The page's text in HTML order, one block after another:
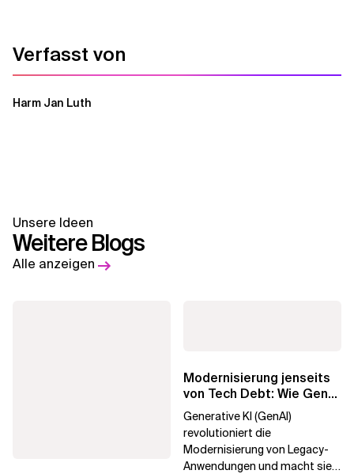
Verfasst von
Harm Jan Luth
Unsere Ideen
Weitere Blogs
Alle anzeigen
Modernisierung jenseits
von Tech Debt: Wie GenAI
die
Generative KI (GenAI)
revolutioniert die
Modernisierung von Legacy-
Anwendungen und macht sie